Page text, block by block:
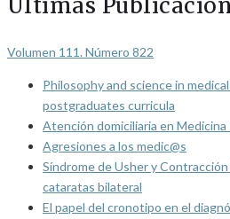
Últimas
Volumen 111. Número 822
Philosophy and science in
postgraduates curricula
Atención domiciliaria en
Agresiones a los medic@s
Síndrome de Usher y
cataratas bilateral
El papel del cronotipo en el